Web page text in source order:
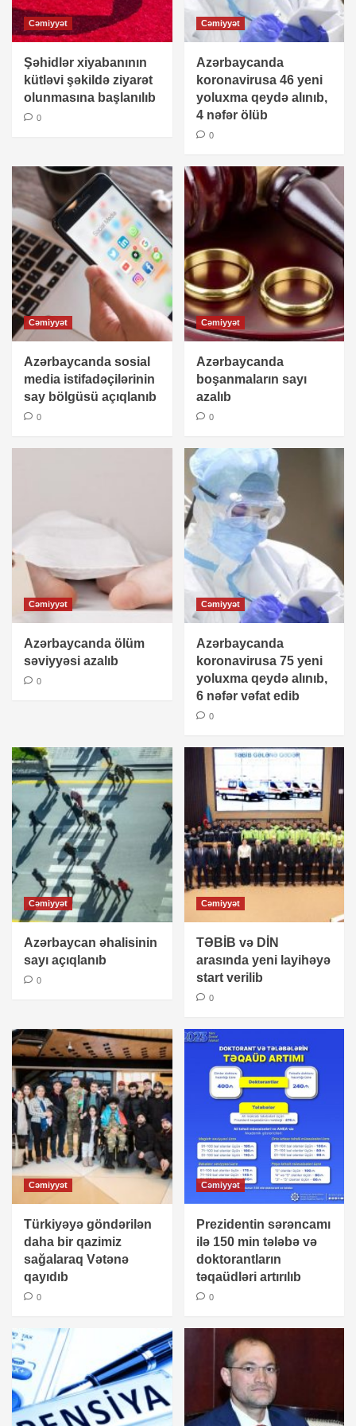
Cəmiyyət
Şəhidlər xiyabanının
kütləvi şəkildə ziyarət
olunmasına başlanılıb
0
Cəmiyyət
Azərbaycanda
koronavirusa 46 yeni
yoluxma qeydə alınıb,
4 nəfər ölüb
0
Cəmiyyət
Azərbaycanda sosial
media istifadəçilərinin
say bölgüsü açıqlanıb
0
Cəmiyyət
Azərbaycanda
boşanmaların sayı
azalıb
0
Cəmiyyət
Azərbaycanda ölüm
səviyyəsi azalıb
0
Cəmiyyət
Azərbaycanda
koronavirusa 75 yeni
yoluxma qeydə alınıb,
6 nəfər vəfat edib
0
Cəmiyyət
Azərbaycan əhalisinin
sayı açıqlanıb
0
Cəmiyyət
TƏBİB və DİN
arasında yeni layihəyə
start verilib
0
Cəmiyyət
Türkiyəyə göndərilən
daha bir qazimiz
sağalaraq Vətənə
qayıdıb
0
Cəmiyyət
Prezidentin sərəncamı
ilə 150 min tələbə və
doktorantların
təqaüdləri artırılıb
0